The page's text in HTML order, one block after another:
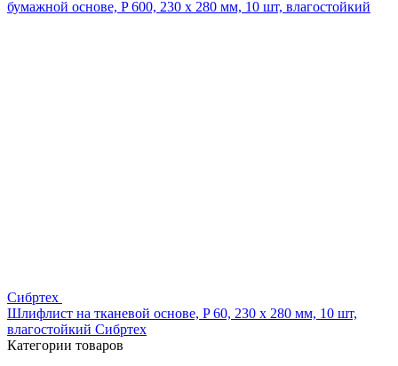
бумажной основе, P 600, 230 х 280 мм, 10 шт, влагостойкий
Сибртех
Шлифлист на тканевой основе, P 60, 230 х 280 мм, 10 шт,
влагостойкий Сибртех
Категории товаров